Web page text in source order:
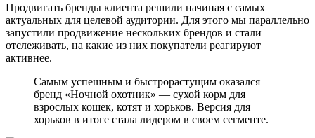
Продвигать бренды клиента решили начиная с самых
актуальных для целевой аудитории. Для этого мы параллельно
запустили продвижение нескольких брендов и стали
отслеживать, на какие из них покупатели реагируют
активнее.
Самым успешным и быстрорастущим оказался
бренд «Ночной охотник» — сухой корм для
взрослых кошек, котят и хорьков. Версия для
хорьков в итоге стала лидером в своем сегменте.